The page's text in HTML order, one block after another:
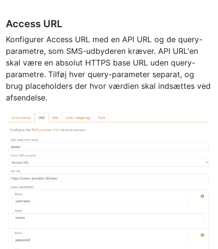
Access URL
Konfigurer Access URL med en API URL og de query-
parametre, som SMS-udbyderen kræver. API URL'en
skal være en absolut HTTPS base URL uden query-
parametre. Tilføj hver query-parameter separat, og
brug placeholders der hvor værdien skal indsættes ved
afsendelse.